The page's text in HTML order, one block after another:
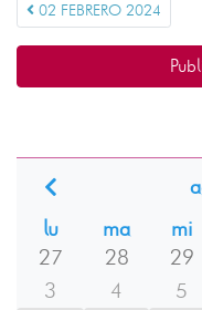
02 FEBRERO 2024
lu
ma mi
27
28 29
3
4 5